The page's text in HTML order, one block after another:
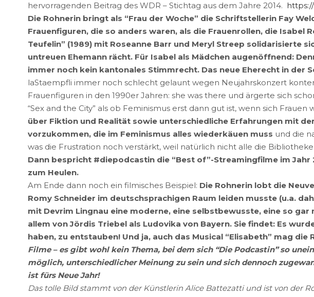
hervorragenden Beitrag des WDR – Stichtag aus dem Jahre 2014.
Die Rohnerin bringt als “Frau der Woche” die Schriftstellerin Fay
Frauenfiguren, die so anders waren, als die Frauenrollen, die Isabel
Teufelin” (1989) mit Roseanne Barr und Meryl Streep solidarisierte
untreuen Ehemann rächt. Für Isabel als Mädchen augenöffnend:
immer noch kein kantonales Stimmrecht. Das neue Eherecht in der
laStaempfli immer noch schlecht gelaunt wegen Neujahrskonzert
Frauenfiguren in den 1990er Jahren: she was there und ärgerte sich
“Sex and the City” als ob Feminismus erst dann gut ist, wenn sich
über Fiktion und Realität sowie unterschiedliche Erfahrungen mit
vorzukommen, die im Feminismus alles wiederkäuen muss und die
was die Frustration noch verstärkt, weil natürlich nicht alle die
Dann bespricht #diepodcastin die “Best of”-Streamingfilme im
zum Heulen.
Am Ende dann noch ein filmisches Beispiel: Die Rohnerin lobt die
Romy Schneider im deutschsprachigen Raum leiden musste (u.a.
mit Devrim Lingnau eine moderne, eine selbstbewusste, eine so
allem von Jördis Triebel als Ludovika von Bayern. Sie findet: Es
haben, zu entstauben! Und ja, auch das Musical “Elisabeth” mag
Filme – es gibt wohl kein Thema, bei dem sich “Die Podcastin” so
möglich, unterschiedlicher Meinung zu sein und sich dennoch
ist fürs Neue Jahr!
Das tolle Bild stammt von der Künstlerin Alice Battezatti und ist von der